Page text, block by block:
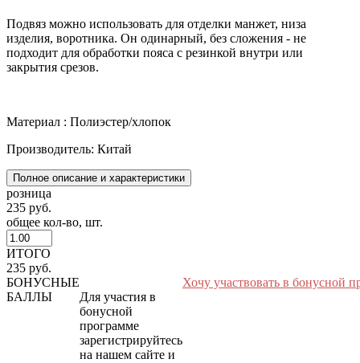
Подвяз можно использовать для отделки манжет, низа
изделия, воротника. Он одинарный, без сложения - не
подходит для обработки пояса с резинкой внутри или
закрытия срезов.
Материал : Полиэстер/хлопок
Производитель: Китай
Полное описание и характеристики
розница
235 руб.
общее кол-во, шт.
ИТОГО
235 руб.
БОНУСНЫЕ
БАЛЛЫ
Для участия в
бонусной
программе
зарегистрируйтесь
на нашем сайте и
Хочу участвовать в бонусной